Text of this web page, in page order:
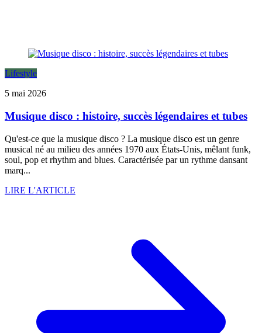
Lifestyle
5 mai 2026
Musique disco : histoire, succès légendaires et tubes
Qu'est-ce que la musique disco ? La musique disco est un genre
musical né au milieu des années 1970 aux États-Unis, mêlant funk,
soul, pop et rhythm and blues. Caractérisée par un rythme dansant
marq...
LIRE L'ARTICLE